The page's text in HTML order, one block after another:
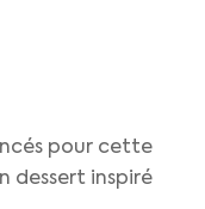
pour cette
dessert inspiré